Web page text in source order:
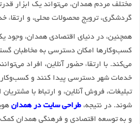
مختلف مردم همدان، می‌تواند یک ابزار
گردشگری، ترویج محصولات محلی، و ارتقاء
همچنین، در دنیای اقتصادی همدان،
کسب‌وکارها امکان دسترسی به مخاطبان
می‌کند. با ارتقاء حضور آنلاین، افراد
خدمات شهر دسترسی پیدا کنند و
تبلیغات، فروش آنلاین، و ارتباط با
شوند. در نتیجه، طراحی سایت در همدان
و به توسعه اقتصادی و فرهنگی همدان